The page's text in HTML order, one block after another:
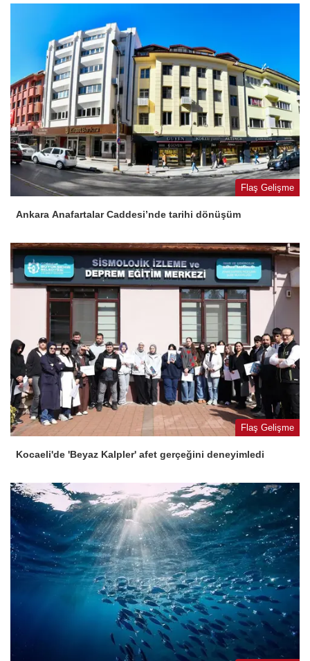
Flaş Gelişme
Ankara Anafartalar Caddesi’nde tarihi dönüşüm
Flaş Gelişme
Kocaeli'de 'Beyaz Kalpler' afet gerçeğini deneyimledi